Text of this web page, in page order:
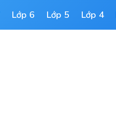
Lớp 6 Lớp 5 Lớp 4